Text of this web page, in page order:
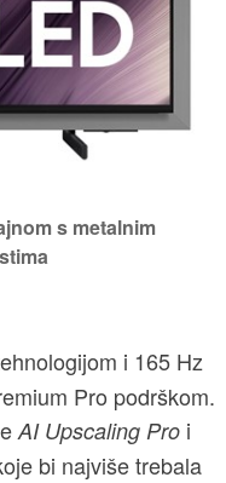
s metalnim
i 165 Hz
Pro podrškom.
AI Upscaling Pro i
bi najviše trebala